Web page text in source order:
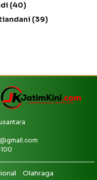
(40)
(39)
Olahraga